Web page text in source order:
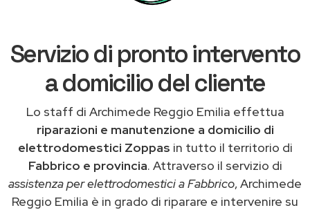
Servizio di pronto intervento
a domicilio del cliente
Lo staff di Archimede Reggio Emilia effettua
riparazioni e manutenzione a domicilio di
elettrodomestici Zoppas in tutto il territorio di
Fabbrico e provincia. Attraverso il servizio di
assistenza per elettrodomestici a Fabbrico, Archimede
Reggio Emilia è in grado di riparare e intervenire su